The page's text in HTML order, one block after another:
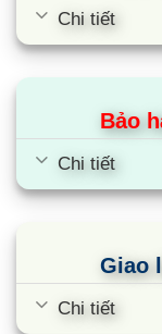
Chi tiết
Bảo
Chi tiết
Giao
Chi tiết